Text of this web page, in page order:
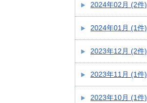
2024年02月 (2件)
2024年01月 (1件)
2023年12月 (2件)
2023年11月 (1件)
2023年10月 (1件)